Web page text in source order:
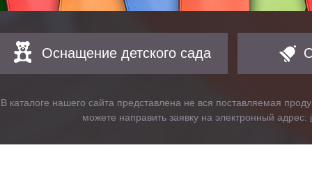
Оснащение детского сада
В каталоге нашего сайта представлена не вся поставляемая
можете направить заявку на электронный адрес: